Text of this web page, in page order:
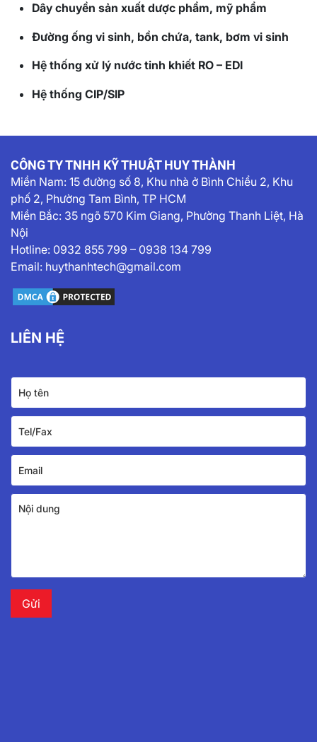
Dây chuyền sản xuất dược phẩm, mỹ phẩm
Đường ống vi sinh, bồn chứa, tank, bơm vi sinh
Hệ thống xử lý nước tinh khiết RO – EDI
Hệ thống CIP/SIP
CÔNG TY TNHH KỸ THUẬT HUY THÀNH
Miền Nam: 15 đường số 8, Khu nhà ở Bình Chiểu 2, Khu
phố 2, Phường Tam Bình, TP HCM
Miền Bắc: 35 ngõ 570 Kim Giang, Phường Thanh Liệt, Hà
Nội
Hotline: 0932 855 799 – 0938 134 799
Email: huythanhtech@gmail.com
LIÊN HỆ